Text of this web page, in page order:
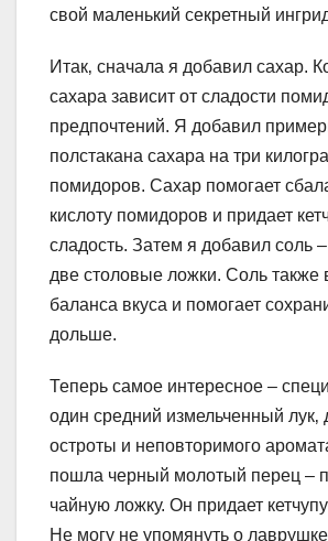
свой маленький секретный
Итак‚ сначала я добавил сахар.
сахара зависит от сладости
предпочтений. Я добавил
полстакана сахара на три
помидоров. Сахар помогает
кислоту помидоров и придает
сладость. Затем я добавил соль
две столовые ложки. Соль также
баланса вкуса и помогает
дольше.
Теперь самое интересное –
один средний измельченный лук‚
остроты и неповторимого
пошла черный молотый перец –
чайную ложку. Он придает
Не могу не упомянуть о